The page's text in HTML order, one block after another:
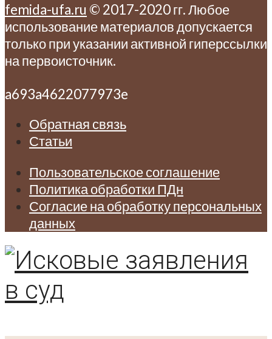
femida-ufa.ru © 2017-2020 гг. Любое
использование материалов допускается
только при указании активной гиперссылки
на первоисточник.
a693a4622077973e
Обратная связь
Статьи
Пользовательское соглашение
Политика обработки ПДн
Согласие на обработку персональных
данных